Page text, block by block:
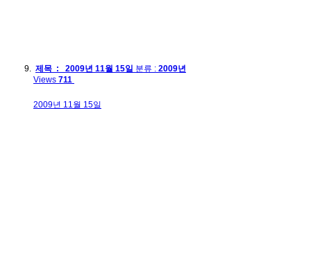
제목 : 2009년 11월 15일 분류 : 2009년
Views 711
2009년 11월 15일